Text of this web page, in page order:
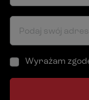
Podaj swój
Wyrażam